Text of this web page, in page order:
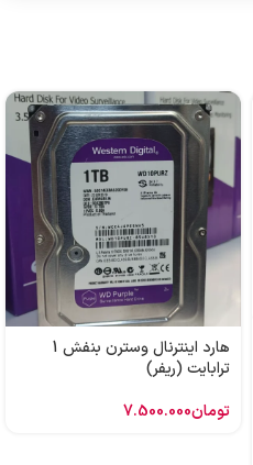
هارد اینترنال وسترن بنفش 1
ترابایت (ریفر)
تومان7.500.000